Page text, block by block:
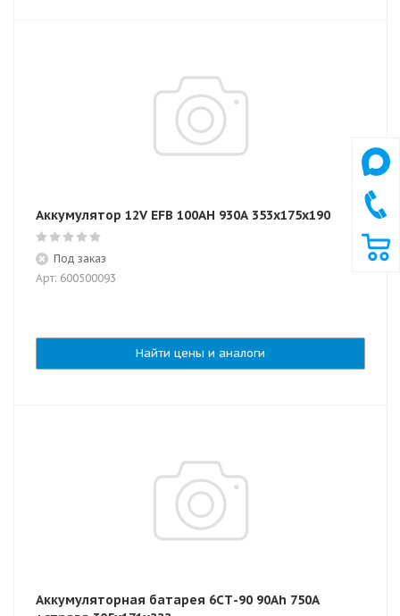
Аккумулятор 12V EFB 100AH 930А 353x175x190
Под заказ
Арт: 600500093
Найти цены и аналоги
Аккумуляторная батарея 6СТ-90 90Ah 750A